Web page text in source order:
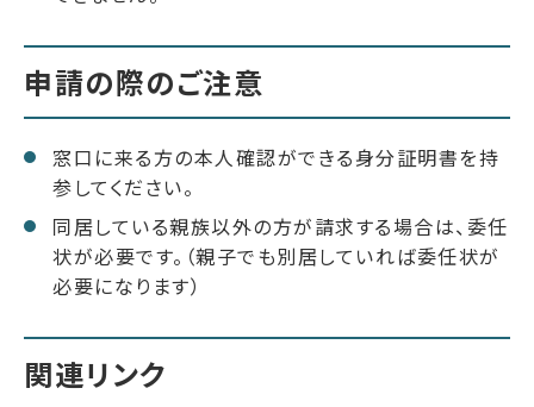
申請の際のご注意
窓口に来る方の本人確認ができる身分証明書を持
参してください。
同居している親族以外の方が請求する場合は、委任
状が必要です。（親子でも別居していれば委任状が
必要になります）
関連リンク